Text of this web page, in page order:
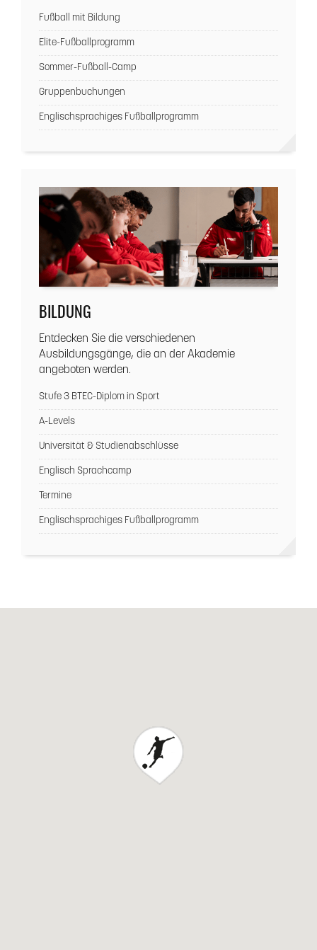
Fußball mit Bildung
Elite-Fußballprogramm
Sommer-Fußball-Camp
Gruppenbuchungen
Englischsprachiges Fußballprogramm
BILDUNG
Entdecken Sie die verschiedenen
Ausbildungsgänge, die an der Akademie
angeboten werden.
Stufe 3 BTEC-Diplom in Sport
A-Levels
Universität & Studienabschlüsse
Englisch Sprachcamp
Termine
Englischsprachiges Fußballprogramm